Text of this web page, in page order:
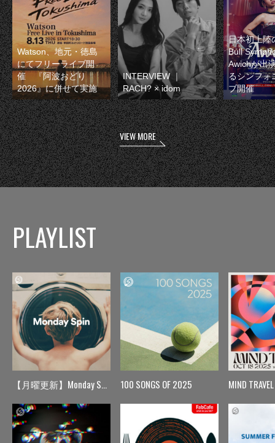
Watson、地元・徳島
にてフリーライブ開
催 『阿波おどり
2026』に併せて実施
INTERVIEW ｜
RACH? × idom
日本初上陸
Bull
Awichが出
るシンフォ
ブ開催
VIEW MORE
PLAYLIST
【月曜更新】Monday Spin 100 SONGS OF 2025 MIND TRAVEL